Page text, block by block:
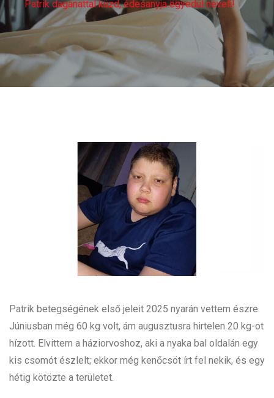
Patrik daganattal küzd, édesanyja egyedül neveli!
Patrik betegségének első jeleit 2025 nyarán vettem észre.
Júniusban még 60 kg volt, ám augusztusra hirtelen 20 kg-ot
hízott. Elvittem a háziorvoshoz, aki a nyaka bal oldalán egy
kis csomót észlelt; ekkor még kenőcsöt írt fel nekik, és egy
hétig kötözte a területet.